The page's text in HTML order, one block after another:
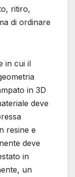
ritiro,
di ordinare
in cui il
in 3D
deve
resine e
deve
in
un